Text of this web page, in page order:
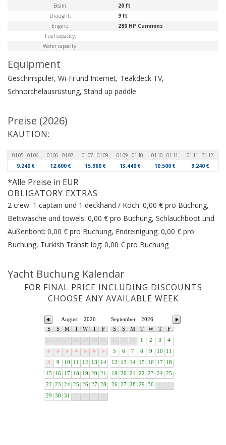
Beam:
20 ft
Draught:
9 ft
Engine:
280 HP Cummins
Fuel capacity:
Water capacity:
Equipment
Geschirrspüler, Wi-Fi und Internet, Teakdeck TV,
Schnorchelausrüstung, Stand up paddle
Preise (2026)
KAUTION:
01.05. - 01.06. 01.06. - 01.07. 01.07. - 01.09. 01.09. - 01.10. 01.10. - 01.11.
01.11. - 31.12.
9.240 €
12.600 € 15.960 € 13.440 € 10.500 € 9.240 €
*Alle Preise in EUR
OBLIGATORY EXTRAS
2 crew: 1 captain und 1 deckhand / Koch: 0,00 € pro Buchung,
Bettwäsche und towels: 0,00 € pro Buchung, Schlauchboot und
Außenbord: 0,00 € pro Buchung, Endreinigung: 0,00 € pro
Buchung, Turkish Transit log: 0,00 € pro Buchung
Yacht Buchung Kalendar
FOR FINAL PRICE INCLUDING DISCOUNTS
CHOOSE ANY AVAILABLE WEEK
2026
August
S
S M T W T
F
1
2 3 4 5 6
7
8
9 10 11 12 13
14
15
16 17 18 19 20
21
22
23 24 25 26 27
28
29
30 31
2026
September
S
S M T W T
F
1 2 3
4
5
6 7 8 9 10
11
12
13 14 15 16 17
18
19
20 21 22 23 24 25
26 27 28 29 30